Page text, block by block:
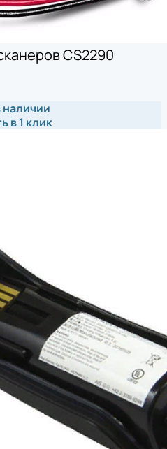
CS2290
наличии
в 1 клик